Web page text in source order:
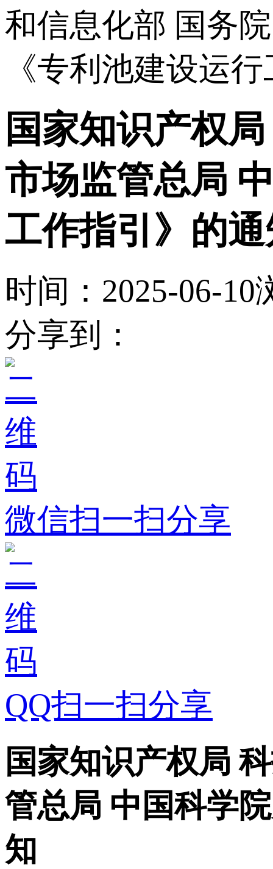
和信息化部 国务
《专利池建设运
国家知识产权
市场监管总局
工作指引》的
时间：2025-06-10
分享到：
微信扫一扫分享
QQ扫一扫分享
国家知识产权局
管总局 中国科学
知